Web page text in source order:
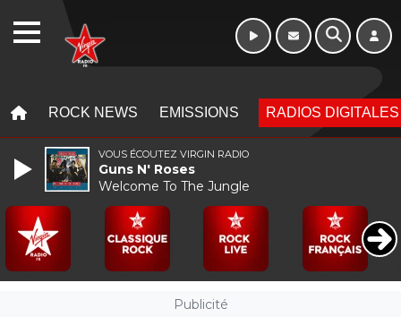
ROCK NEWS EMISSIONS RADIOS DIGITALES
Publicité
VOUS ÉCOUTEZ VIRGIN RADIO
Guns N' Roses
Welcome To The Jungle
WEBRADIO 16h - 20h